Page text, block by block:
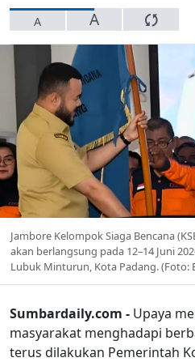
A A
Jambore Kelompok Siaga Bencana
akan berlangsung pada 12–14 Juni
Lubuk Minturun, Kota Padang. (Foto:
Sumbardaily.com - Upaya
masyarakat menghadapi
terus dilakukan Pemerintah